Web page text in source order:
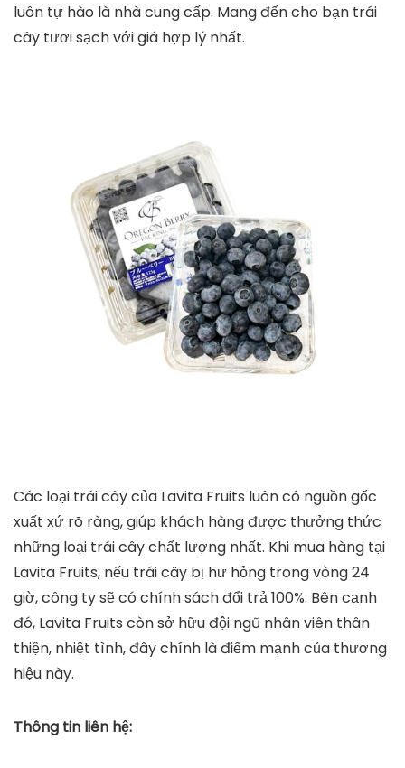
luôn tự hào là nhà cung cấp. Mang đến cho bạn trái
cây tươi sạch với giá hợp lý nhất.
Các loại trái cây của Lavita Fruits luôn có nguồn gốc
xuất xứ rõ ràng, giúp khách hàng được thưởng thức
những loại trái cây chất lượng nhất. Khi mua hàng tại
Lavita Fruits, nếu trái cây bị hư hỏng trong vòng 24
giờ, công ty sẽ có chính sách đổi trả 100%. Bên cạnh
đó, Lavita Fruits còn sở hữu đội ngũ nhân viên thân
thiện, nhiệt tình, đây chính là điểm mạnh của thương
hiệu này.
Thông tin liên hệ: